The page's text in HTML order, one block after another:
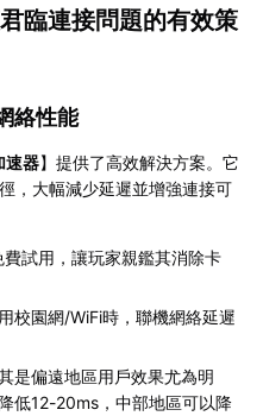
臨連接問題的有效策
絡性能
速器】提供了高效解決方案。它
，大幅減少延遲並增強連接可
費試用，讓玩家親鑑其消除卡
校園網/WiFi時，聯機網絡延遲
是偏遠地區用戶效果尤為明
低12-20ms，中部地區可以降